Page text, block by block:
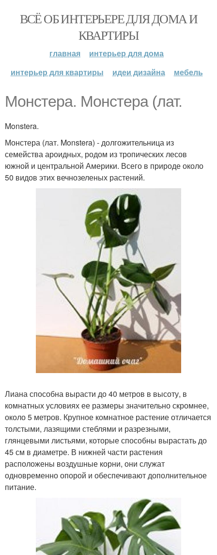
ВСЁ ОБ ИНТЕРЬЕРЕ ДЛЯ ДОМА И
КВАРТИРЫ
главная
интерьер для дома
интерьер для квартиры
идеи дизайна мебель
Монстера. Монстера (лат.
Monstera.
Монстера (лат. Monstera) - долгожительница из
семейства ароидных, родом из тропических лесов
южной и центральной Америки. Всего в природе около
50 видов этих вечнозеленых растений.
Лиана способна вырасти до 40 метров в высоту, в
комнатных условиях ее размеры значительно скромнее,
около 5 метров. Крупное комнатное растение отличается
толстыми, лазящими стеблями и разрезными,
глянцевыми листьями, которые способны вырастать до
45 см в диаметре. В нижней части растения
расположены воздушные корни, они служат
одновременно опорой и обеспечивают дополнительное
питание.